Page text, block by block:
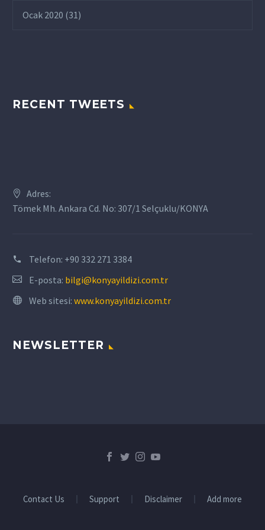
Ocak 2020 (31)
RECENT TWEETS
Adres:
Tömek Mh. Ankara Cd. No: 307/1 Selçuklu/KONYA
Telefon: +90 332 271 3384
E-posta: bilgi@konyayildizi.com.tr
Web sitesi: www.konyayildizi.com.tr
NEWSLETTER
Contact Us Support Disclaimer Add more